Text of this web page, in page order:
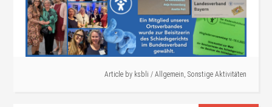
Article by ksbli / Allgemein, Sonstige Aktivitäten